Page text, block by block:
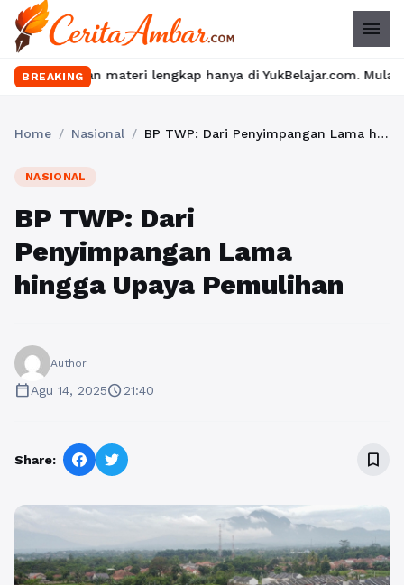
menu
BREAKING
lengkap hanya di YukBelajar.com. Mulai langkah
Home / Nasional / BP TWP: Dari Penyimpangan Lama hingga Upaya Pemulihan
NASIONAL
BP TWP: Dari
Penyimpangan Lama
hingga Upaya Pemulihan
Author
calendar_todayAgu 14, 2025schedule21:40
Share: bookmark_border